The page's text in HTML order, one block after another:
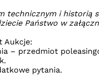
technicznym i historią
Państwo w
Aukcje:
– przedmiot
pytania.